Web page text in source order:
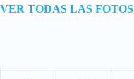
VER TODAS LAS FOTOS